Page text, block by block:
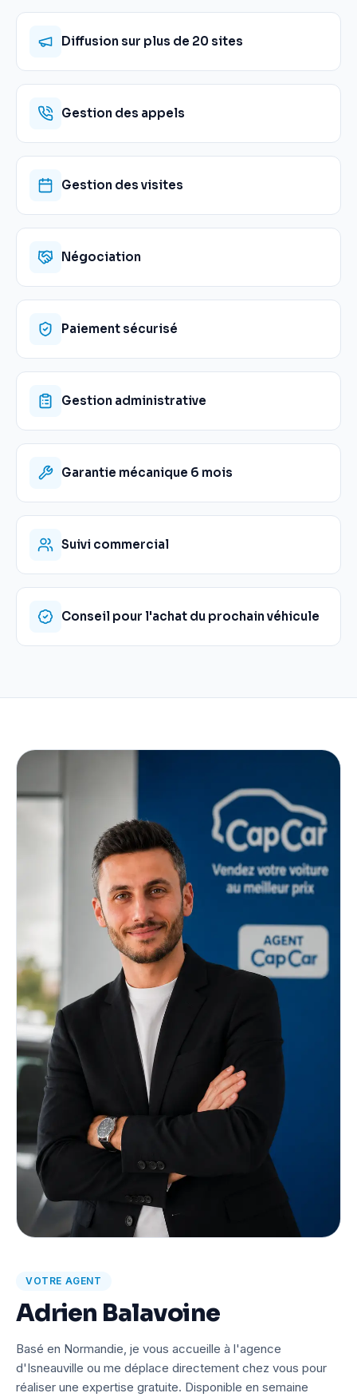
Diffusion sur plus de 20 sites
Gestion des appels
Gestion des visites
Négociation
Paiement sécurisé
Gestion administrative
Garantie mécanique 6 mois
Suivi commercial
Conseil pour l'achat du prochain véhicule
VOTRE AGENT
Adrien Balavoine
Basé en Normandie, je vous accueille à l'agence
d'Isneauville ou me déplace directement chez vous pour
réaliser une expertise gratuite. Disponible en semaine